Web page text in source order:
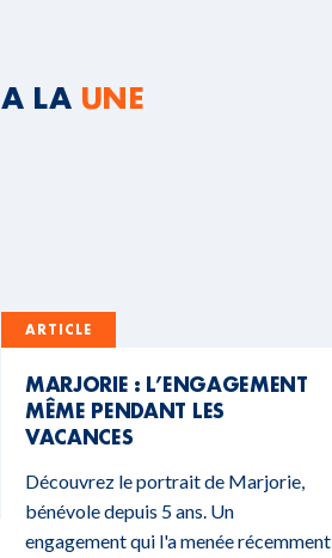
A LA UNE
ARTICLE
MARJORIE : L’ENGAGEMENT
MÊME PENDANT LES
VACANCES
Découvrez le portrait de Marjorie,
bénévole depuis 5 ans. Un
engagement qui l'a menée récemment